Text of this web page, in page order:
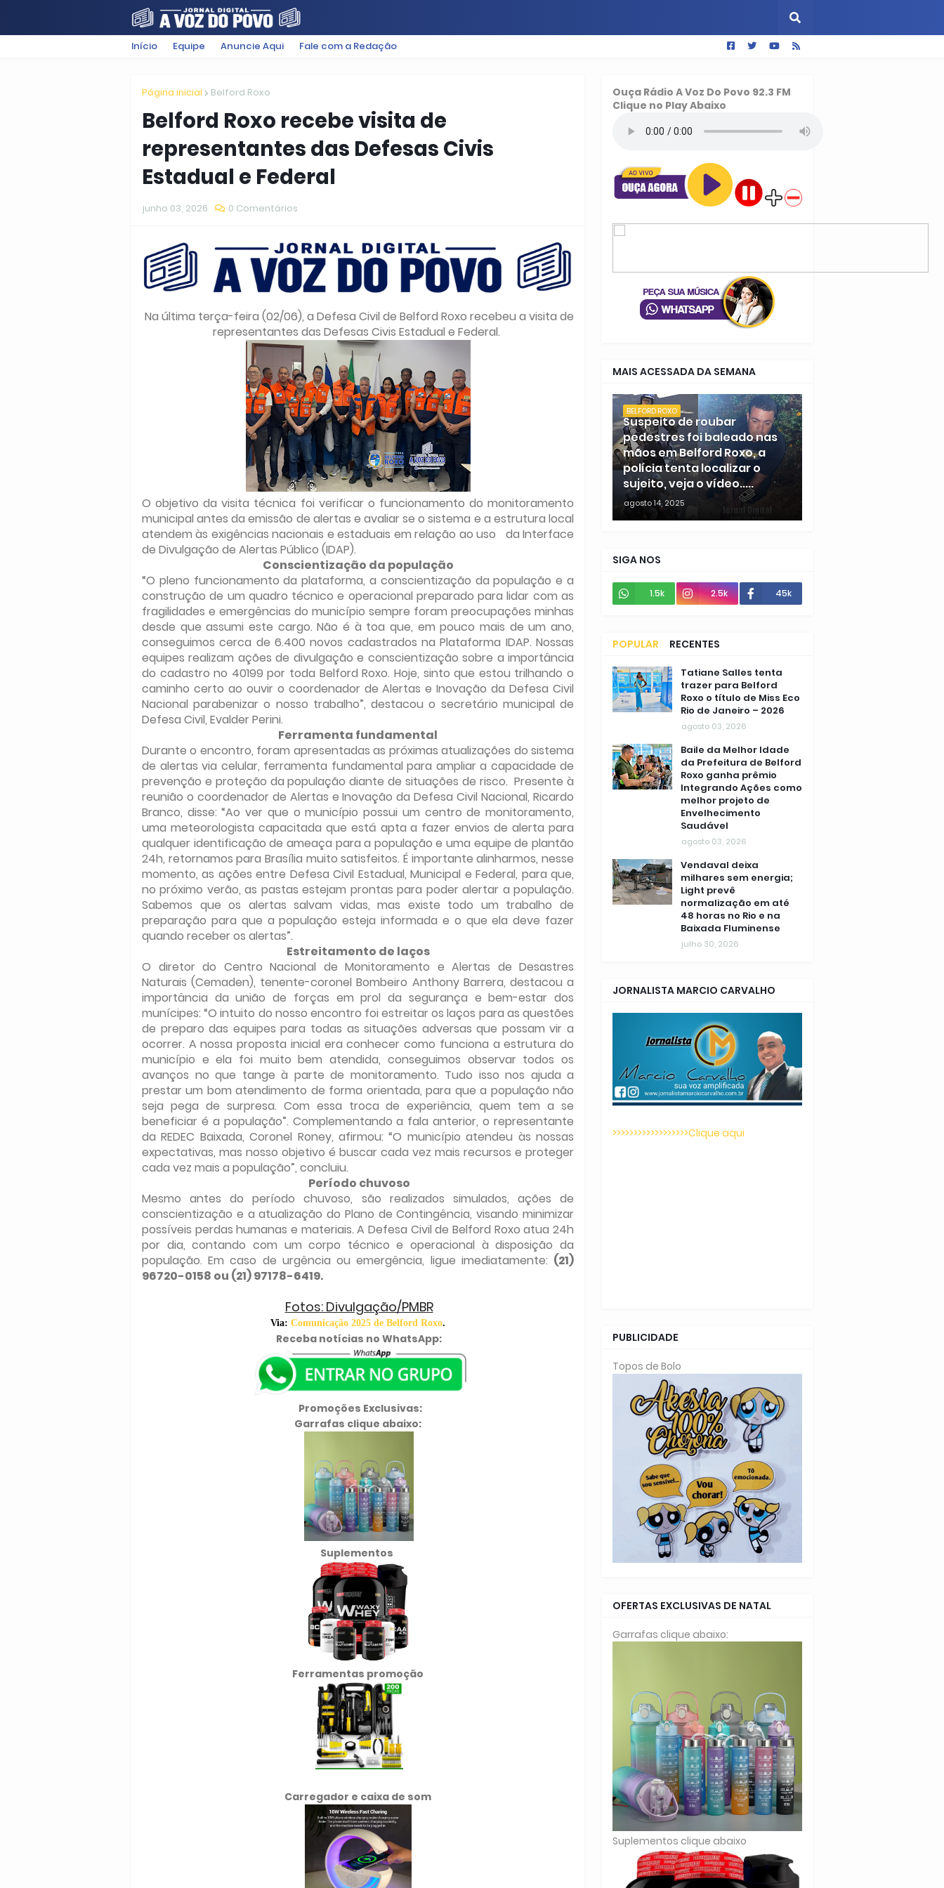
FILMES POLÍTICA SUGESTÕES BAIXADA
Início Equipe Anuncie Aqui Fale com a Redação
Página inicial Belford Roxo
Belford Roxo recebe visita de
representantes das Defesas Civis
Estadual e Federal
junho 03, 2026 0 Comentários
Na última terça-feira (02/06), a Defesa Civil de Belford Roxo recebeu a visita de
representantes das Defesas Civis Estadual e Federal.
O objetivo da visita técnica foi verificar o funcionamento do monitoramento
municipal antes da emissão de alertas e avaliar se o sistema e a estrutura local
atendem às exigências nacionais e estaduais em relação ao uso da Interface
de Divulgação de Alertas Público (IDAP).
Conscientização da população
“O pleno funcionamento da plataforma, a conscientização da população e a
construção de um quadro técnico e operacional preparado para lidar com as
fragilidades e emergências do município sempre foram preocupações minhas
desde que assumi este cargo. Não é à toa que, em pouco mais de um ano,
conseguimos cerca de 6.400 novos cadastrados na Plataforma IDAP. Nossas
equipes realizam ações de divulgação e conscientização sobre a importância
do cadastro no 40199 por toda Belford Roxo. Hoje, sinto que estou trilhando o
caminho certo ao ouvir o coordenador de Alertas e Inovação da Defesa Civil
Nacional parabenizar o nosso trabalho”, destacou o secretário municipal de
Defesa Civil, Evalder Perini.
Ferramenta fundamental
Durante o encontro, foram apresentadas as próximas atualizações do sistema
de alertas via celular, ferramenta fundamental para ampliar a capacidade de
prevenção e proteção da população diante de situações de risco. Presente à
reunião o coordenador de Alertas e Inovação da Defesa Civil Nacional, Ricardo
Branco, disse: “Ao ver que o município possui um centro de monitoramento,
uma meteorologista capacitada que está apta a fazer envios de alerta para
qualquer identificação de ameaça para a população e uma equipe de plantão
24h, retornamos para Brasília muito satisfeitos. É importante alinharmos, nesse
momento, as ações entre Defesa Civil Estadual, Municipal e Federal, para que,
no próximo verão, as pastas estejam prontas para poder alertar a população.
Sabemos que os alertas salvam vidas, mas existe todo um trabalho de
preparação para que a população esteja informada e o que ela deve fazer
quando receber os alertas”.
Estreitamento de laços
O diretor do Centro Nacional de Monitoramento e Alertas de Desastres
Naturais (Cemaden), tenente-coronel Bombeiro Anthony Barrera, destacou a
importância da união de forças em prol da segurança e bem-estar dos
munícipes: “O intuito do nosso encontro foi estreitar os laços para as questões
de preparo das equipes para todas as situações adversas que possam vir a
ocorrer. A nossa proposta inicial era conhecer como funciona a estrutura do
município e ela foi muito bem atendida, conseguimos observar todos os
avanços no que tange à parte de monitoramento. Tudo isso nos ajuda a
prestar um bom atendimento de forma orientada, para que a população não
seja pega de surpresa. Com essa troca de experiência, quem tem a se
beneficiar é a população”. Complementando a fala anterior, o representante
da REDEC Baixada, Coronel Roney, afirmou: “O município atendeu às nossas
expectativas, mas nosso objetivo é buscar cada vez mais recursos e proteger
cada vez mais a população”, concluiu.
Período chuvoso
Mesmo antes do período chuvoso, são realizados simulados, ações de
conscientização e a atualização do Plano de Contingência, visando minimizar
possíveis perdas humanas e materiais. A Defesa Civil de Belford Roxo atua 24h
por dia, contando com um corpo técnico e operacional à disposição da
população. Em caso de urgência ou emergência, ligue imediatamente: (21)
96720-0158 ou (21) 97178-6419.
Fotos: Divulgação/PMBR
Via: Comunicação 2025 de Belford Roxo.
Receba notícias no WhatsApp:
Promoções Exclusivas:
Garrafas clique abaixo:
Suplementos
Ferramentas promoção
Carregador e caixa de som
Ouça Rádio A Voz Do Povo 92.3 FM
Clique no Play Abaixo
MAIS ACESSADA DA SEMANA
BELFORD ROXO
Suspeito de roubar
pedestres foi baleado nas
mãos em Belford Roxo, a
polícia tenta localizar o
sujeito, veja o vídeo.....
agosto 14, 2025
SIGA NOS
1.5k 2.5k 45k
POPULAR
RECENTES
COMENTÁRIOSTatiane Salles tenta
trazer para Belford
Roxo o título de Miss Eco
Rio de Janeiro – 2026
agosto 03, 2026
Baile da Melhor Idade
da Prefeitura de Belford
Roxo ganha prêmio
Integrando Ações como
melhor projeto de
Envelhecimento
Saudável
agosto 03, 2026
Vendaval deixa
milhares sem energia;
Light prevê
normalização em até
48 horas no Rio e na
Baixada Fluminense
julho 30, 2026
JORNALISTA MARCIO CARVALHO
>>>>>>>>>>>>>>>>>>Clique aqui
PUBLICIDADE
Topos de Bolo
OFERTAS EXCLUSIVAS DE NATAL
Garrafas clique abaixo:
Suplementos clique abaixo